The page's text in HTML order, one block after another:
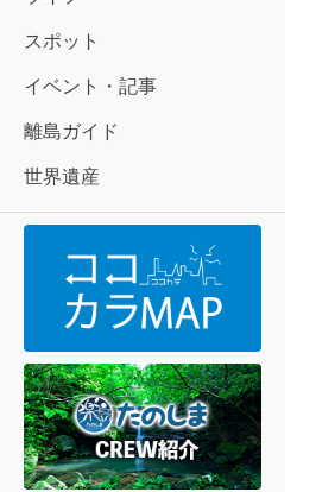
スポット
イベント・記事
離島ガイド
世界遺産